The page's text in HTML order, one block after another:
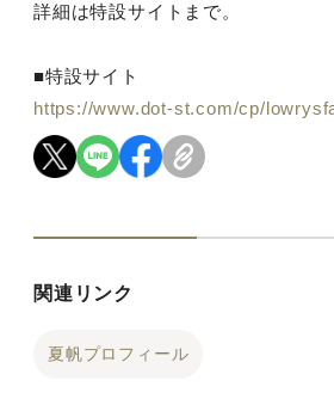
詳細は特設サイトまで。
■特設サイト
https://www.dot-st.com/cp/
関連リンク
夏帆プロフィール